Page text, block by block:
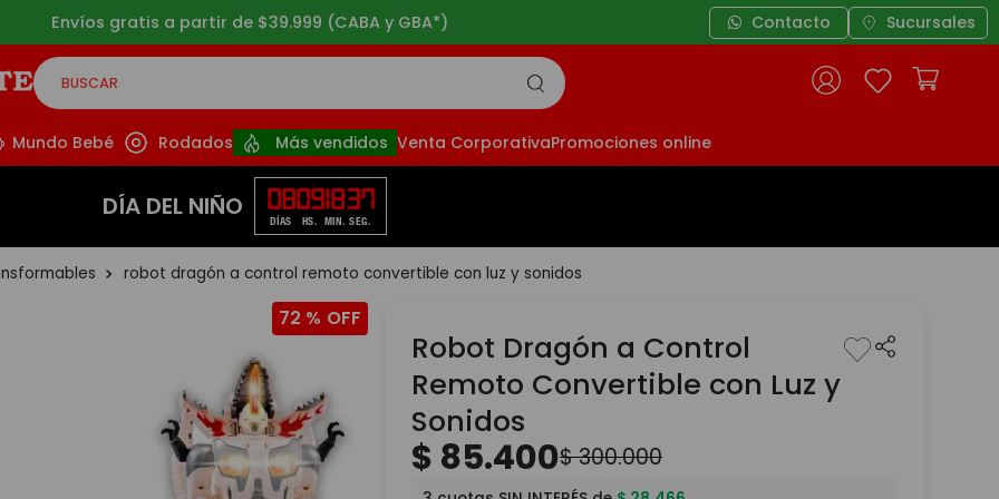
3 cuotas sin interés a partir de $49.999 Contacto Sucursales
BUSCAR
Mundo Bebé Rodados Más vendidos Venta CorporativaPromociones online
DÍA DEL NIÑO 08
DÍAS
09
HS.
18
MIN.
36
SEG.
robot dragón a control remoto convertible con luz y sonidos
72 %
Robot Dragón a Control
Remoto Convertible con Luz y
Sonidos
$ 85.400$300.000